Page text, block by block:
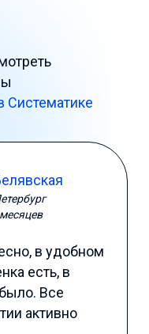
Систематике
в удобном
есть, в
Все
активно